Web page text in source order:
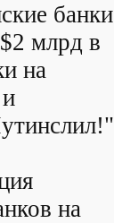
банки
млрд в
на
на